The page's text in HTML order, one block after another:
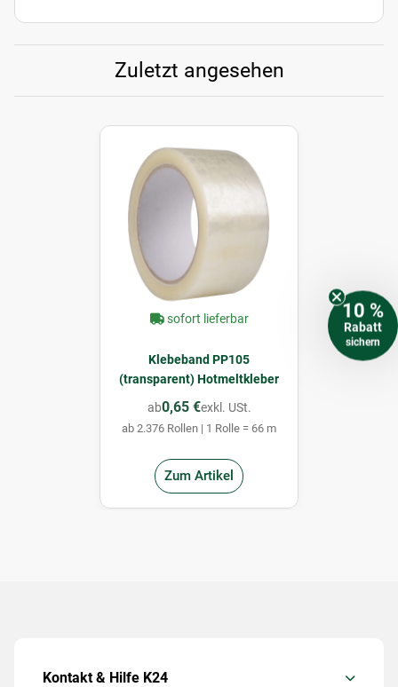
Zuletzt angesehen
sofort lieferbar
Klebeband PP105
(transparent) Hotmeltkleber
ab0,65 €exkl. USt.
ab 2.376 Rollen | 1 Rolle = 66 m
Zum Artikel
Kontakt & Hilfe K24
10 %
Rabatt
sichern